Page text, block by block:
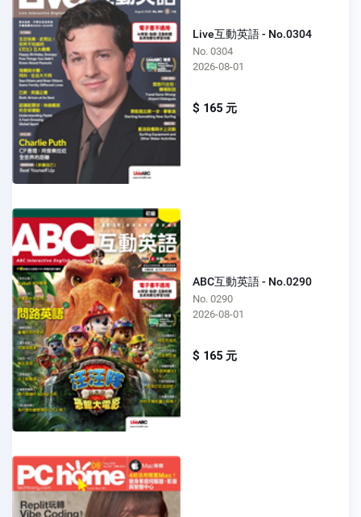
Live互動英語 - No.0304
No. 0304
2026-08-01
$ 165 元
ABC互動英語 - No.0290
No. 0290
2026-08-01
$ 165 元